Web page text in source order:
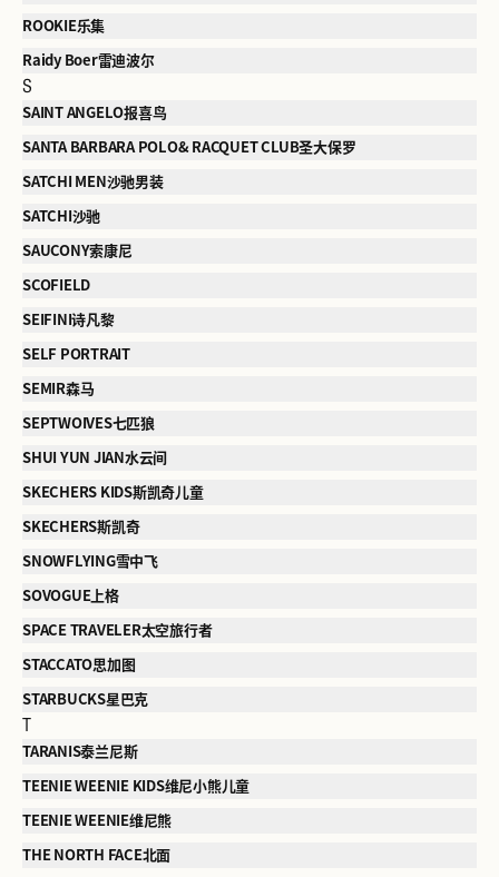
ROOKIE乐集
Raidy Boer雷迪波尔
S
SAINT ANGELO报喜鸟
SANTA BARBARA POLO& RACQUET CLUB圣大保罗
SATCHI MEN沙驰男装
SATCHI沙驰
SAUCONY索康尼
SCOFIELD
SEIFINI诗凡黎
SELF PORTRAIT
SEMIR森马
SEPTWOIVES七匹狼
SHUI YUN JIAN水云间
SKECHERS KIDS斯凯奇儿童
SKECHERS斯凯奇
SNOWFLYING雪中飞
SOVOGUE上格
SPACE TRAVELER太空旅行者
STACCATO思加图
STARBUCKS星巴克
T
TARANIS泰兰尼斯
TEENIE WEENIE KIDS维尼小熊儿童
TEENIE WEENIE维尼熊
THE NORTH FACE北面